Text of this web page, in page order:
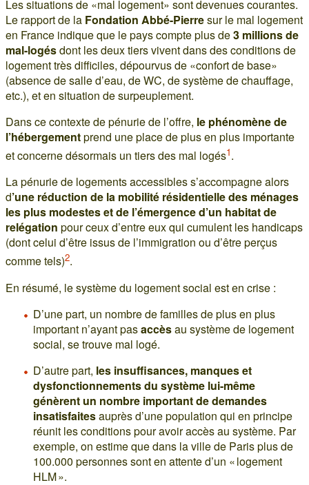
Les situations de «mal logement» sont devenues courantes.
Le rapport de la Fondation Abbé-Pierresur le mal logement
en France indique que le pays compte plus de3 millions de
mal-logésdont les deux tiers vivent dans des conditions de
logement très difficiles, dépourvus de «confort de base»
(absence de salle d’eau, de WC, de système de chauffage,
etc.), et en situation de surpeuplement.
Dans ce contexte de pénurie de l’offre, le phénomène de
l’hébergementprend une place de plus en plus importante
et concerne désormais un tiers des mal logés1.
La pénurie de logements accessibles s’accompagne alors
d’une réduction de la mobilité résidentielle des ménages
les plus modestes et de l’émergence d’un habitat de
relégation pour ceux d’entre eux qui cumulent les handicaps
(dont celui d’être issus de l’immigration ou d’être perçus
comme tels)2.
En résumé, le système du logement social est en crise :
D’une part, un nombre de familles de plus en plus
important n’ayant pasaccèsau système de logement
social, se trouve mal logé.
D’autre part, les insuffisances, manques et
dysfonctionnements du système lui-même
génèrent un nombre important de demandes
insatisfaitesauprès d’une population qui en principe
réunit les conditions pour avoir accès au système. Par
exemple, on estime que dans la ville de Paris plus de
100.000 personnes sont en attente d’un « logement
HLM ».